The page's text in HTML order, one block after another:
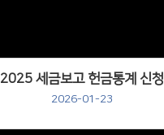
2025 세금보고 헌금통계 신청
2026-01-23